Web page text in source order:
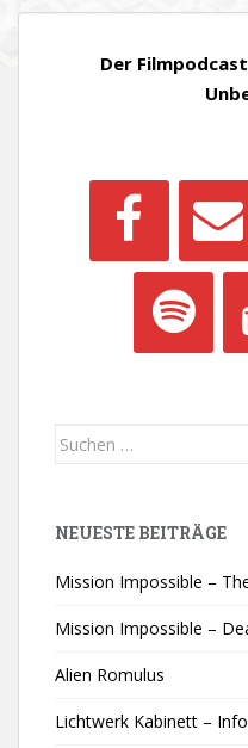
Der
Suchen
NEUESTE BEITRÄGE
Mission Impossible –
Mission Impossible –
Alien Romulus
Lichtwerk Kabinett –